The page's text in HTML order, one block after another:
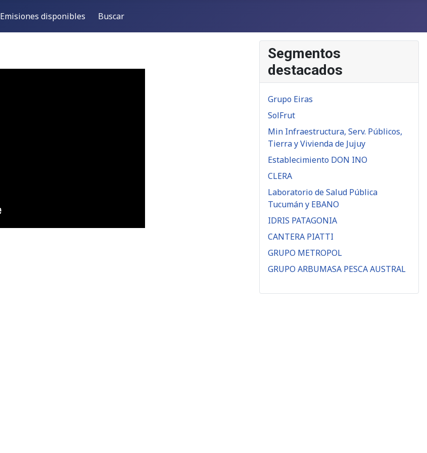
Emisiones disponibles Buscar
Segmentos
destacados
Grupo Eiras
SolFrut
Min Infraestructura, Serv. Públicos,
Tierra y Vivienda de Jujuy
Establecimiento DON INO
CLERA
Laboratorio de Salud Pública
Tucumán y EBANO
IDRIS PATAGONIA
CANTERA PIATTI
GRUPO METROPOL
GRUPO ARBUMASA PESCA AUSTRAL